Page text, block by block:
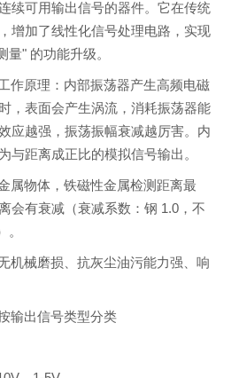
续可用输出信号的器件。它在传统
增加了线性化信号处理电路，实现
量" 的功能升级。
作原理：内部振荡器产生高频电磁
，表面会产生涡流，消耗振荡器能
应越强，振荡振幅衰减越厉害。内
与距离成正比的模拟信号输出。
属物体，铁磁性金属检测距离最
会有衰减（衰减系数：钢 1.0，不
。
机械磨损、抗灰尘油污能力强、响
输出信号类型分类